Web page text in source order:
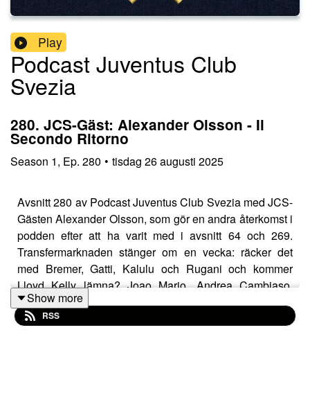
Play
Podcast Juventus Club
Svezia
280. JCS-Gäst: Alexander Olsson - Il
Secondo Ritorno
Season 1, Ep. 280 • tisdag 26 augusti 2025
Avsnitt 280 av Podcast Juventus Club Svezia med JCS-
Gästen Alexander Olsson, som gör en andra återkomst i
podden efter att ha varit med i avsnitt 64 och 269.
Transfermarknaden stänger om en vecka: räcker det
med Bremer, Gatti, Kalulu och Rugani och kommer
Lloyd Kelly lämna? Joao Mario, Andrea Cambiaso,
Nicolo Savona, Jonas Rouhi och Filip Kostic på
flankerna Conceicao permanent och Nico Gonzalez
Show more
RSS